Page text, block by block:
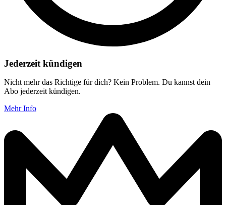
Jederzeit kündigen
Nicht mehr das Richtige für dich? Kein Problem. Du kannst dein
Abo jederzeit kündigen.
Mehr Info